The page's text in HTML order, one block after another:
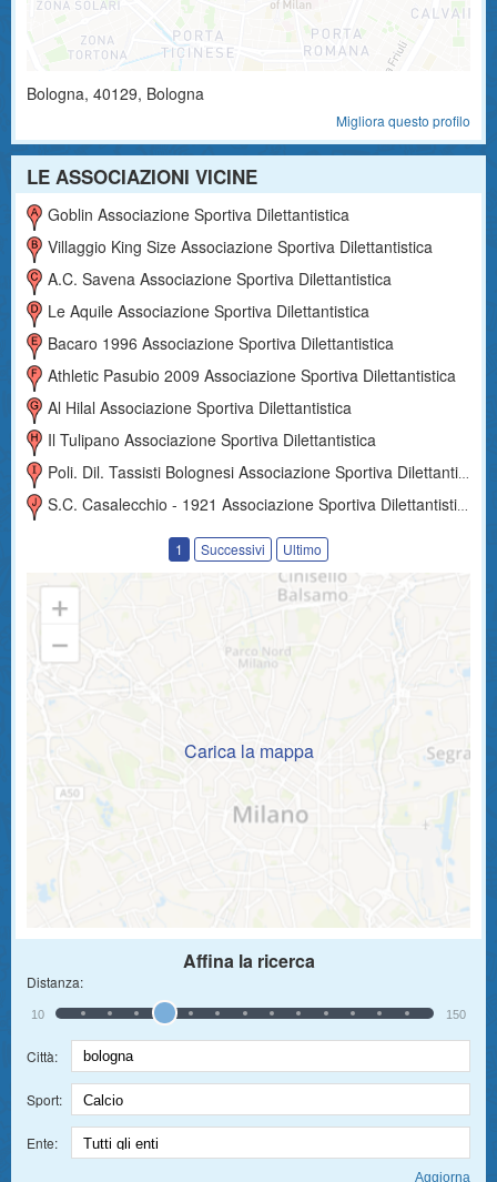
Bologna, 40129, Bologna
Migliora questo profilo
LE ASSOCIAZIONI VICINE
Goblin Associazione Sportiva Dilettantistica
Villaggio King Size Associazione Sportiva Dilettantistica
A.c. Savena Associazione Sportiva Dilettantistica
Le Aquile Associazione Sportiva Dilettantistica
Bacaro 1996 Associazione Sportiva Dilettantistica
Athletic Pasubio 2009 Associazione Sportiva Dilettantistica
Al Hilal Associazione Sportiva Dilettantistica
Il Tulipano Associazione Sportiva Dilettantistica
Poli. Dil. Tassisti Bolognesi Associazione Sportiva Dilettantistica
S.c. Casalecchio - 1921 Associazione Sportiva Dilettantistica
1 Successivi Ultimo
Carica la mappa
Affina la ricerca
Distanza:
10 150
Città:
Sport:
Ente: